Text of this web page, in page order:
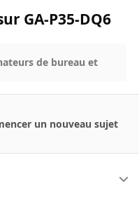
GA-P35-DQ6
de bureau et
un nouveau sujet